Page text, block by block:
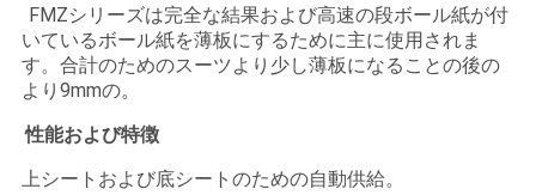
求
し
な
さ
FMZシリーズは完全な結果および高速の段ボール紙が付
いているボール紙を薄板にするために主に使用されま
す。合計のためのスーツより少し薄板になることの後の
より9mmの。
性能および特徴
上シートおよび底シートのための自動供給。